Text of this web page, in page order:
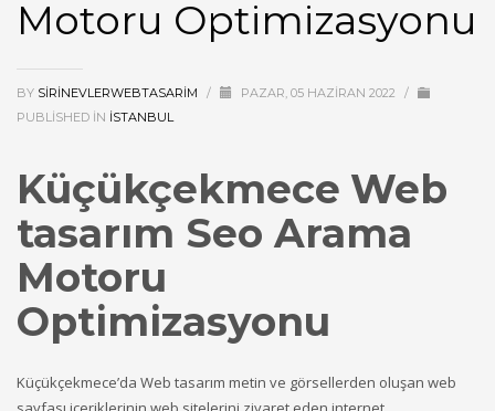
Motoru Optimizasyonu
BY SIRINEVLERWEBTASARIM / PAZAR, 05 HAZIRAN 2022
/
PUBLISHED IN ISTANBUL
Küçükçekmece Web
tasarım Seo Arama
Motoru
Optimizasyonu
Küçükçekmece’da Web tasarım metin ve görsellerden oluşan web